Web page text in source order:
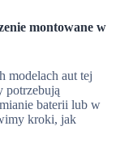
montowane w
modelach aut tej
potrzebują
baterii lub w
kroki, jak